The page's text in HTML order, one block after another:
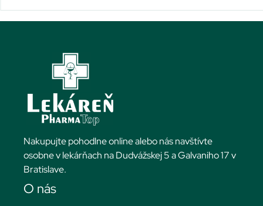
Nakupujte pohodlne online alebo nás navštívte
osobne v lekárňach na Dudvážskej 5 a Galvaniho 17 v
Bratislave.
O nás